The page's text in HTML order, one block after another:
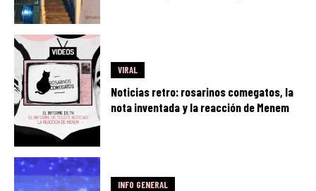
VIRAL
Noticias retro: rosarinos comegatos, la
nota inventada y la reacción de Menem
INFO GENERAL